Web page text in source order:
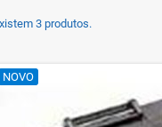
3 produtos.
NOVO